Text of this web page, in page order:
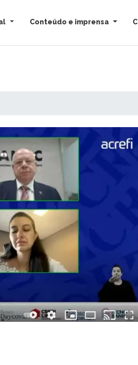
Conteúdo e imprensa